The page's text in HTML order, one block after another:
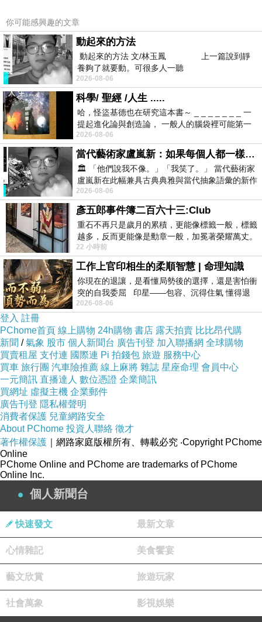
上一篇：小詩時間~~~鳥的樣子
下一篇：小詩時間~~~擁抱明天
sprunki
2025-06-10 14:55:18
I can’t think of many music games as
accessible and delightful as <a
href="https://sprunki.com">sprunki online</a>.
Whether I have five minutes or fifty, it always
delivers.
daocaoren515
2024-12-23 16:16:27
增硬助勃 持久延遲 酣暢淋漓的體驗 翻雲覆雨的戰
場：http://www.tadarise.tw/
daocaoren515
2024-12-20 16:44:36
台灣90%的男人都在用的保養產品：
http://www.tadarise.tw/shop/tadarise-5/
你可能感興趣的文章
動起來的方法
動起來的方法 文/林玉鳳 上一篇說到靜
養夠了就要動。可很多人一聽
2026-08-06
科學/ 聖經 /人生 .....
哈，怪盜基德也在研究這本書～ _ _ _ _ _ _ _ 一
提起進化論與創造論， 一般人的腦袋裡可能第一
時間就有「 進化論很科
2026-08-06
當代藝術家盧嵐新：如果每個人都一樣，這世界該有多無聊？
🏛️ 「他們說我不像。」「我笑了。」 當代藝術家
盧嵐新在此幅兼具古典典雅與當代抽象語彙的新作
中，以沈靜的藍色空間為背景，描繪了
2026-08-06
彥五郎事件簿二百六十三:Club
重石不再只是歲月的累積，更能像標籤一般，標籤
越多，反而更能像是勳章一般，加冕著榮耀萬丈。
習慣一如縱容，成了再難輕輕放下的罪證
22 小時前
工作上官印相生的柔順智慧 | 命理知識
你現在的退讓，是看懂局勢後的選擇，還是害怕衝
突的自我委屈 印星——包容、沉得住氣 懂得退
一步觀察，不會
2026-08-06
登入 註冊
PChome首頁 線上購物 24h購物 書店 露天拍賣 比比昂代購
新聞 /氣象 股市 個人新聞台 廣告刊登 加入聯播網 全球購物
買賣租屋 支付連 國際連 Pi 拍錢包 旅遊 服務中心
買車 旅行團 汽車險推薦 線上麻將 雜誌 星座命理 會員中心
一元簡訊 直播達人 數位憑證 企業簡訊
買網址 虛擬主機 企業郵件
廣告刊登 隱私權聲明
消費者保護 兒童網路安全
About PChome 投資人聯絡 徵才
著作權保護 ｜網路家庭版權所有、轉載必究 ‧Copyright PChome
Online
PChome Online and PChome are trademarks of PChome
Online Inc.
個人新聞台
快速發文 最新文章
心情雜記 美食饗宴
藝文欣賞 旅遊玩家
社會萬象 影視娛樂